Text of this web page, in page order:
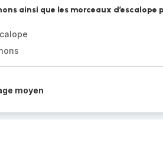
ainsi que les morceaux d’escalope
moyen